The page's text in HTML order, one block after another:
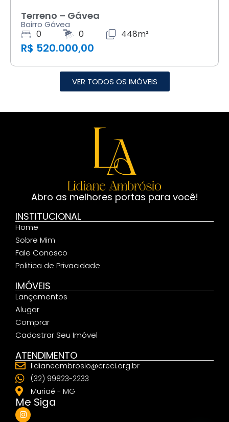
Terreno – Gávea
Bairro Gávea
0 0 448m²
R$ 520.000,00
VER TODOS OS IMÓVEIS
Abro as melhores portas para você!
INSTITUCIONAL
Home
Sobre Mim
Fale Conosco
Politica de Privacidade
IMÓVEIS
Lançamentos
Alugar
Comprar
Cadastrar Seu Imóvel
ATENDIMENTO
lidianeambrosio@creci.org.br
(32) 99823-2233
Muriaé - MG
Me Siga